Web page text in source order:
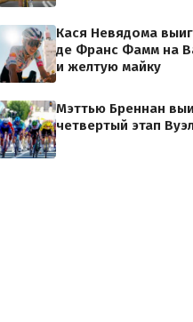
Кася Невядома
де Франс Фамм на
и желтую майку
Мэттью Бреннан
четвертый этап